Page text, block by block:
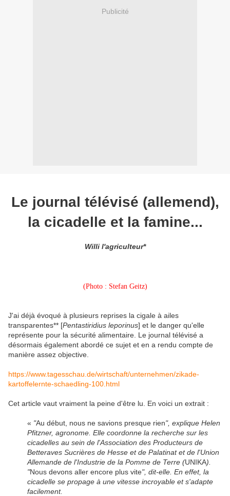
Publicité
Le journal télévisé (allemend),
la cicadelle et la famine...
Willi l'agriculteur*
(Photo : Stefan Geitz)
J'ai déjà évoqué à plusieurs reprises la cigale à ailes
transparentes** [Pentastiridius leporinus] et le danger qu'elle
représente pour la sécurité alimentaire. Le journal télévisé a
désormais également abordé ce sujet et en a rendu compte de
manière assez objective.
https://www.tagesschau.de/wirtschaft/unternehmen/zikade-
kartoffelernte-schaedling-100.html
Cet article vaut vraiment la peine d'être lu. En voici un extrait :
« "Au début, nous ne savions presque rien", explique Helen
Pfitzner, agronome. Elle coordonne la recherche sur les
cicadelles au sein de l'Association des Producteurs de
Betteraves Sucrières de Hesse et de Palatinat et de l'Union
Allemande de l'Industrie de la Pomme de Terre (UNIKA).
"Nous devons aller encore plus vite", dit-elle. En effet, la
cicadelle se propage à une vitesse incroyable et s'adapte
facilement.